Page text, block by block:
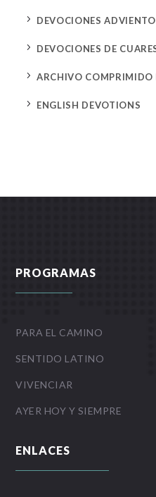
5 DEVOCIONES ADVIENTO
5 DEVOCIONES DE
5 ARCHIVO COMPRIMIDO
5 ENGLISH DEVOTIONS
PROGRAMAS
PARA EL CAMINO
SENTIDO LATINO
VIVENCIAR
AYER HOY Y SIEMPRE
ENLACES